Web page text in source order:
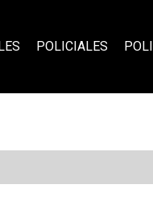
POLICIALES